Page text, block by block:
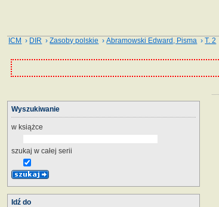
ICM › DIR ›Zasoby polskie ›Abramowski Edward, Pisma ›T. 2
Wyszukiwanie
w książce
szukaj w całej serii
Idź do